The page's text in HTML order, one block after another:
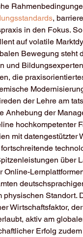
,
in den Fokus.
auf volatile
Bewegung steht
und
die
der Lehre am
Anhebung der
hochkompetenter
mit datengestützter
über
Online-
physischen Standort.
Wirtschaftsfaktor,
aktiv am
Erfolg